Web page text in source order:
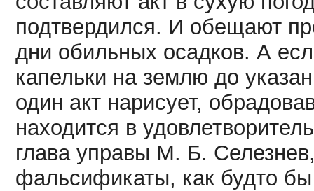
подтвердился. И обещают
дни обильных осадков. А
капельки на землю до
один акт нарисует,
находится в
глава управы М. Б.
фальсификаты, как будто